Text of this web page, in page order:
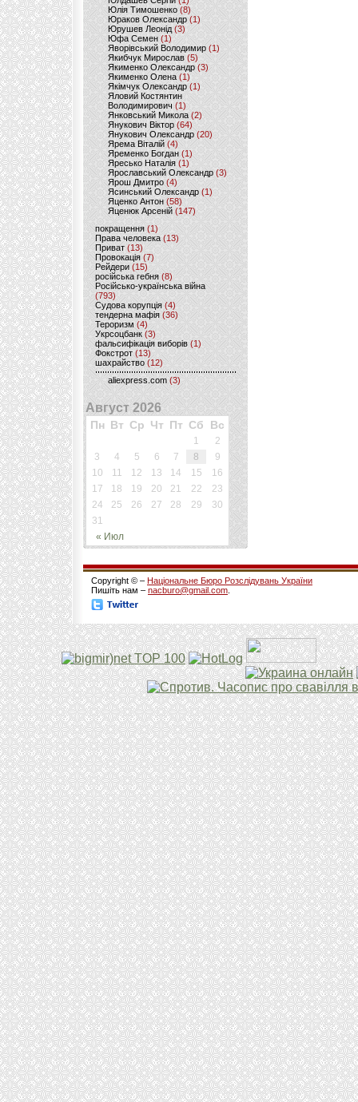
Юлія Тимошенко (8)
Юраков Олександр (1)
Юрушев Леонід (3)
Юфа Семен (1)
Яворівський Володимир (1)
Якибчук Мирослав (5)
Якименко Олександр (3)
Якименко Олена(1)
Якімчук Олександр (1)
Яловий Костянтин
Володимирович (1)
Янковський Микола(2)
Янукович Віктор (64)
Янукович Олександр(20)
Ярема Віталій(4)
Яременко Богдан(1)
Яресько Наталія(1)
Ярославський Олександр (3)
Ярош Дмитро (4)
Ясинський Олександр (1)
Яценко Антон(58)
Яценюк Арсеній (147)
покращення (1)
Права человека(13)
Приват (13)
Провокація (7)
Рейдери (15)
російська гебня (8)
Російсько-українська війна
(793)
Судова корупція (4)
тендерна мафія (36)
Тероризм (4)
Укрсоцбанк (3)
фальсифікація виборів (1)
Фокстрот(13)
шахрайство (12)
aliexpress.com (3)
Август 2026
Пн Вт Ср Чт Пт Сб Вс
« Июл
1
2
3
4 5 6 7 8
9
10
11 12 13 14 15
16
17
18 19 20 21 22
23
24
25 26 27 28 29
30
31
Copyright © – Національне Бюро Розслідувань України
Пишіть нам – nacburo@gmail.com